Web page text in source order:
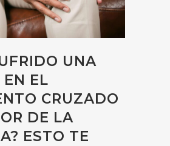
UNA
EN EL
CRUZADO
DE LA
ESTO TE